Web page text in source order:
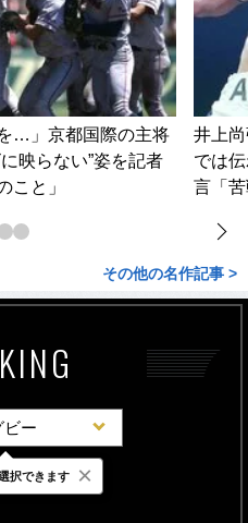
…」京都国際の主将
映らない”姿を記者
こと」
井上
では
言「
その他の名作記事 >
ビー
間 週間
択できます ×